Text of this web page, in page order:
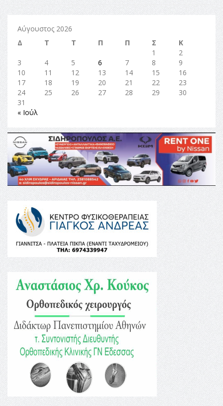
Αύγουστος 2026
Δ
Τ Τ Π Π Σ
Κ
1
2
3
4 5 6 7 8
9
10
11 12 13 14 15
16
17
18 19 20 21 22
23
24
25 26 27 28 29
30
31
« Ιούλ